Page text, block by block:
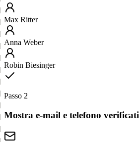
Max Ritter
Anna Weber
Robin Biesinger
Passo 2
Mostra e-mail e telefono verificati